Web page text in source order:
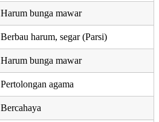
Harum bunga mawar
Berbau harum, segar (Parsi)
Harum bunga mawar
Pertolongan agama
Bercahaya